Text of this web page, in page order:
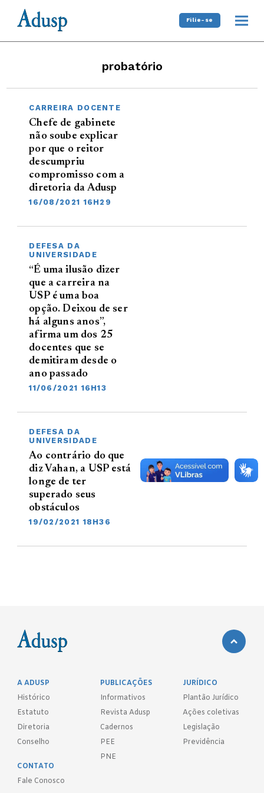
Filie-se
probatório
CARREIRA DOCENTE
Chefe de gabinete
não soube explicar
por que o reitor
descumpriu
compromisso com a
diretoria da Adusp
16/08/2021 16H29
DEFESA DA
UNIVERSIDADE
“É uma ilusão dizer
que a carreira na
USP é uma boa
opção. Deixou de ser
há alguns anos”,
afirma um dos 25
docentes que se
demitiram desde o
ano passado
11/06/2021 16H13
DEFESA DA
UNIVERSIDADE
Ao contrário do que
diz Vahan, a USP está
longe de ter
superado seus
obstáculos
19/02/2021 18H36
A ADUSP
Histórico
Estatuto
Diretoria
Conselho
PUBLICAÇÕES
Informativos
Revista Adusp
Cadernos
PEE
PNE
JURÍDICO
Plantão Jurídico
Ações coletivas
Legislação
Previdência
CONTATO
Fale Conosco